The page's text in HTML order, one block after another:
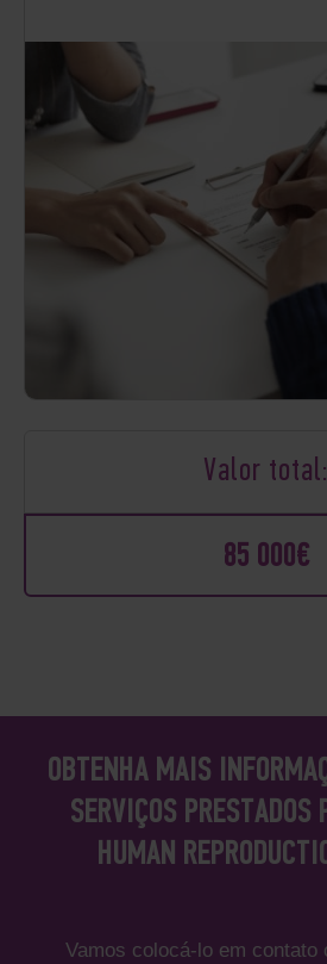
Valor total:
85 000€
OBTENHA MAIS
SERVIÇOS PRESTADOS
HUMAN
Vamos colocá-lo em contato